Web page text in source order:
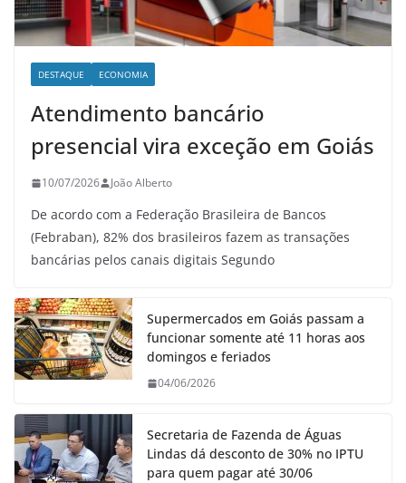
DESTAQUE ECONOMIA
Atendimento bancário
presencial vira exceção em Goiás
10/07/2026 João Alberto
De acordo com a Federação Brasileira de Bancos
(Febraban), 82% dos brasileiros fazem as transações
bancárias pelos canais digitais Segundo
Supermercados em Goiás passam a
funcionar somente até 11 horas aos
domingos e feriados
04/06/2026
Secretaria de Fazenda de Águas
Lindas dá desconto de 30% no IPTU
para quem pagar até 30/06